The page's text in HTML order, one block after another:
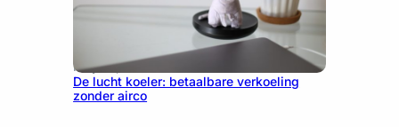
May 12, 2026
De lucht koeler: betaalbare verkoeling
zonder airco